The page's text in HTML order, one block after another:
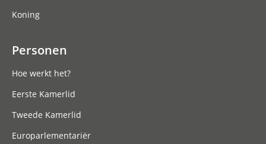
Koning
Personen
Hoe werkt het?
Eerste Kamerlid
Tweede Kamerlid
Europarlementariër